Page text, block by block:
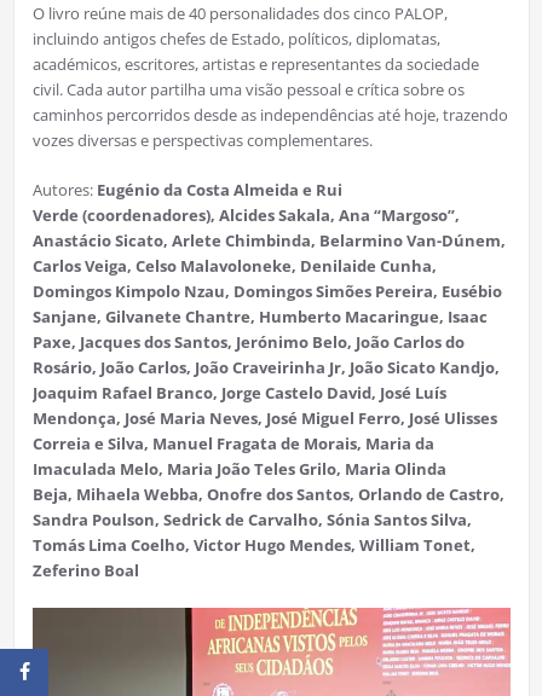
O livro reúne mais de 40 personalidades dos cinco PALOP,
incluindo antigos chefes de Estado, políticos, diplomatas,
académicos, escritores, artistas e representantes da sociedade
civil. Cada autor partilha uma visão pessoal e crítica sobre os
caminhos percorridos desde as independências até hoje, trazendo
vozes diversas e perspectivas complementares.
Autores: Eugénio da Costa Almeida e Rui
Verde (coordenadores), Alcides Sakala, Ana “Margoso”,
Anastácio Sicato, Arlete Chimbinda, Belarmino Van-Dúnem,
Carlos Veiga, Celso Malavoloneke, Denilaide Cunha,
Domingos Kimpolo Nzau, Domingos Simões Pereira, Eusébio
Sanjane, Gilvanete Chantre, Humberto Macaringue, Isaac
Paxe, Jacques dos Santos, Jerónimo Belo, João Carlos do
Rosário, João Carlos, João Craveirinha Jr, João Sicato Kandjo,
Joaquim Rafael Branco, Jorge Castelo David, José Luís
Mendonça, José Maria Neves, José Miguel Ferro, José Ulisses
Correia e Silva, Manuel Fragata de Morais, Maria da
Imaculada Melo, Maria João Teles Grilo, Maria Olinda
Beja, Mihaela Webba, Onofre dos Santos, Orlando de Castro,
Sandra Poulson, Sedrick de Carvalho, Sónia Santos Silva,
Tomás Lima Coelho, Victor Hugo Mendes, William Tonet,
Zeferino Boal